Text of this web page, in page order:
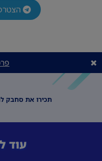
תכירו את סחבק
עוד